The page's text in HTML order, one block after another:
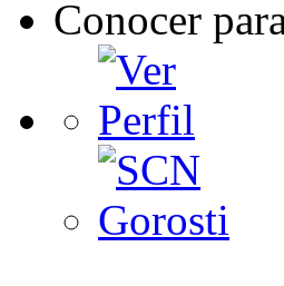
Conocer